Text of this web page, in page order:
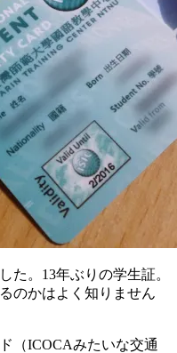
た。13年ぶりの学生証。
のかはよく知りません
（ICOCAみたいな交通